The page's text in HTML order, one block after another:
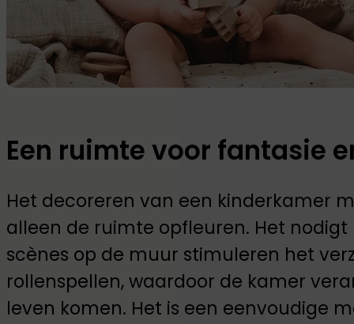
Een ruimte voor fantasie
Het decoreren van een kinderkamer
alleen de ruimte opfleuren. Het
scènes op de muur stimuleren het
rollenspellen, waardoor de kamer
leven komen. Het is een eenvoudige